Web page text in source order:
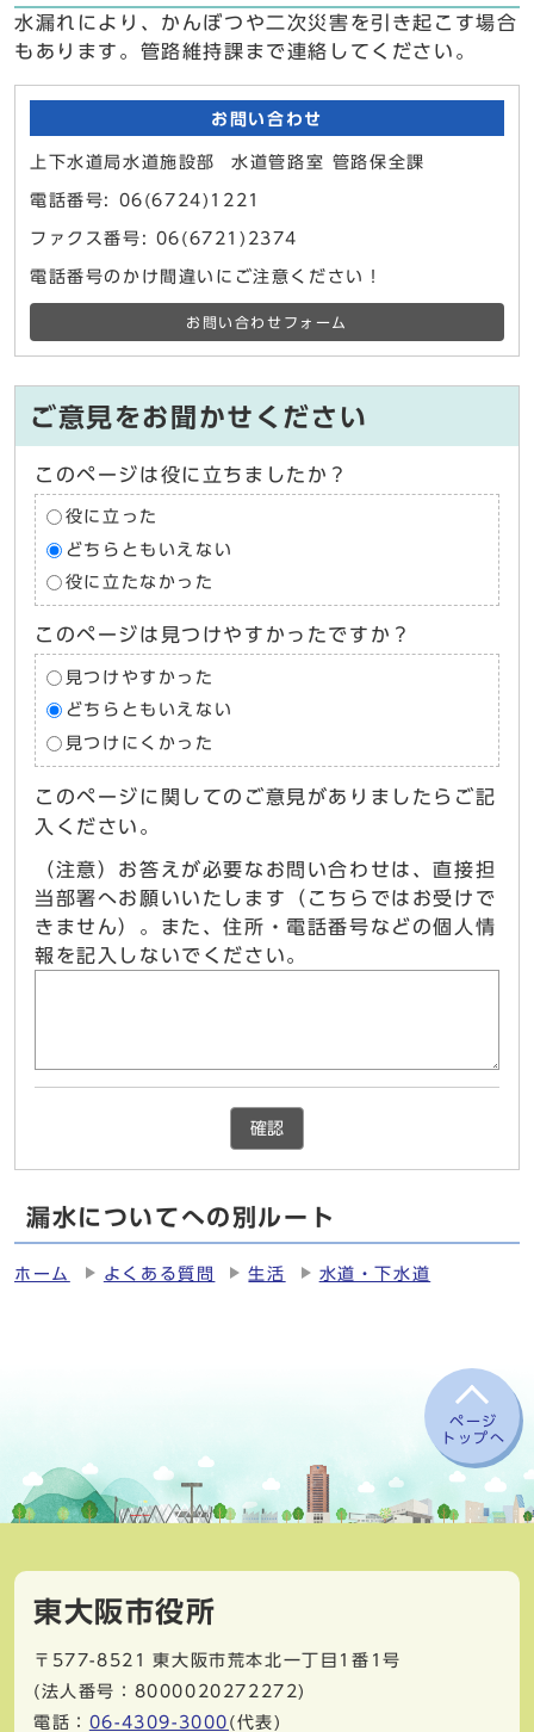
水漏れにより、かんぼつや二次災害を引き起こす場合
もあります。管路維持課まで連絡してください。
お問い合わせ
上下水道局水道施設部 水道管路室 管路保全課
電話番号: 06(6724)1221
ファクス番号: 06(6721)2374
電話番号のかけ間違いにご注意ください！
お問い合わせフォーム
ご意見をお聞かせください
このページは役に立ちましたか？
役に立った
どちらともいえない
役に立たなかった
このページは見つけやすかったですか？
見つけやすかった
どちらともいえない
見つけにくかった
このページに関してのご意見がありましたらご記
入ください。
（注意）お答えが必要なお問い合わせは、直接担
当部署へお願いいたします（こちらではお受けで
きません）。また、住所・電話番号などの個人情
報を記入しないでください。
確認
漏水についてへの別ルート
ホーム よくある質問 生活 水道・下水道
ページ
トップへ
東大阪市役所
〒577-8521
東大阪市荒本北一丁目1番1号
(法人番号：8000020272272)
電話： 06-4309-3000 (代表)